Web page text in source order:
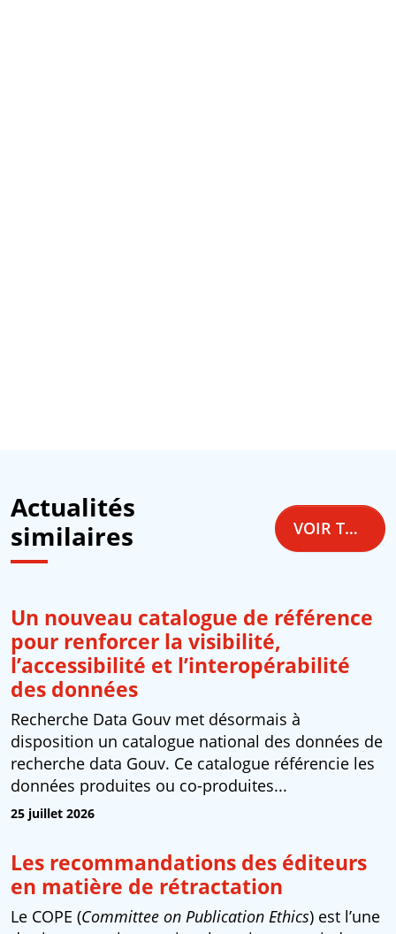
Actualités
similaires
VOIR TOUTES LES ACTUALITÉS
Un nouveau catalogue de référence
pour renforcer la visibilité,
l’accessibilité et l’interopérabilité
des données
Recherche Data Gouv met désormais à
disposition un catalogue national des données de
recherche data Gouv. Ce catalogue référencie les
données produites ou co-produites...
25 juillet 2026
Les recommandations des éditeurs
en matière de rétractation
Le COPE (Committee on Publication Ethics) est l’une